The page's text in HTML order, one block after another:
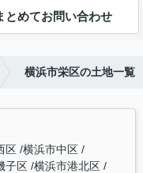
とめてお問い合わせ
横浜市栄区の土地一覧
区 横浜市中区
子区 横浜市港北区